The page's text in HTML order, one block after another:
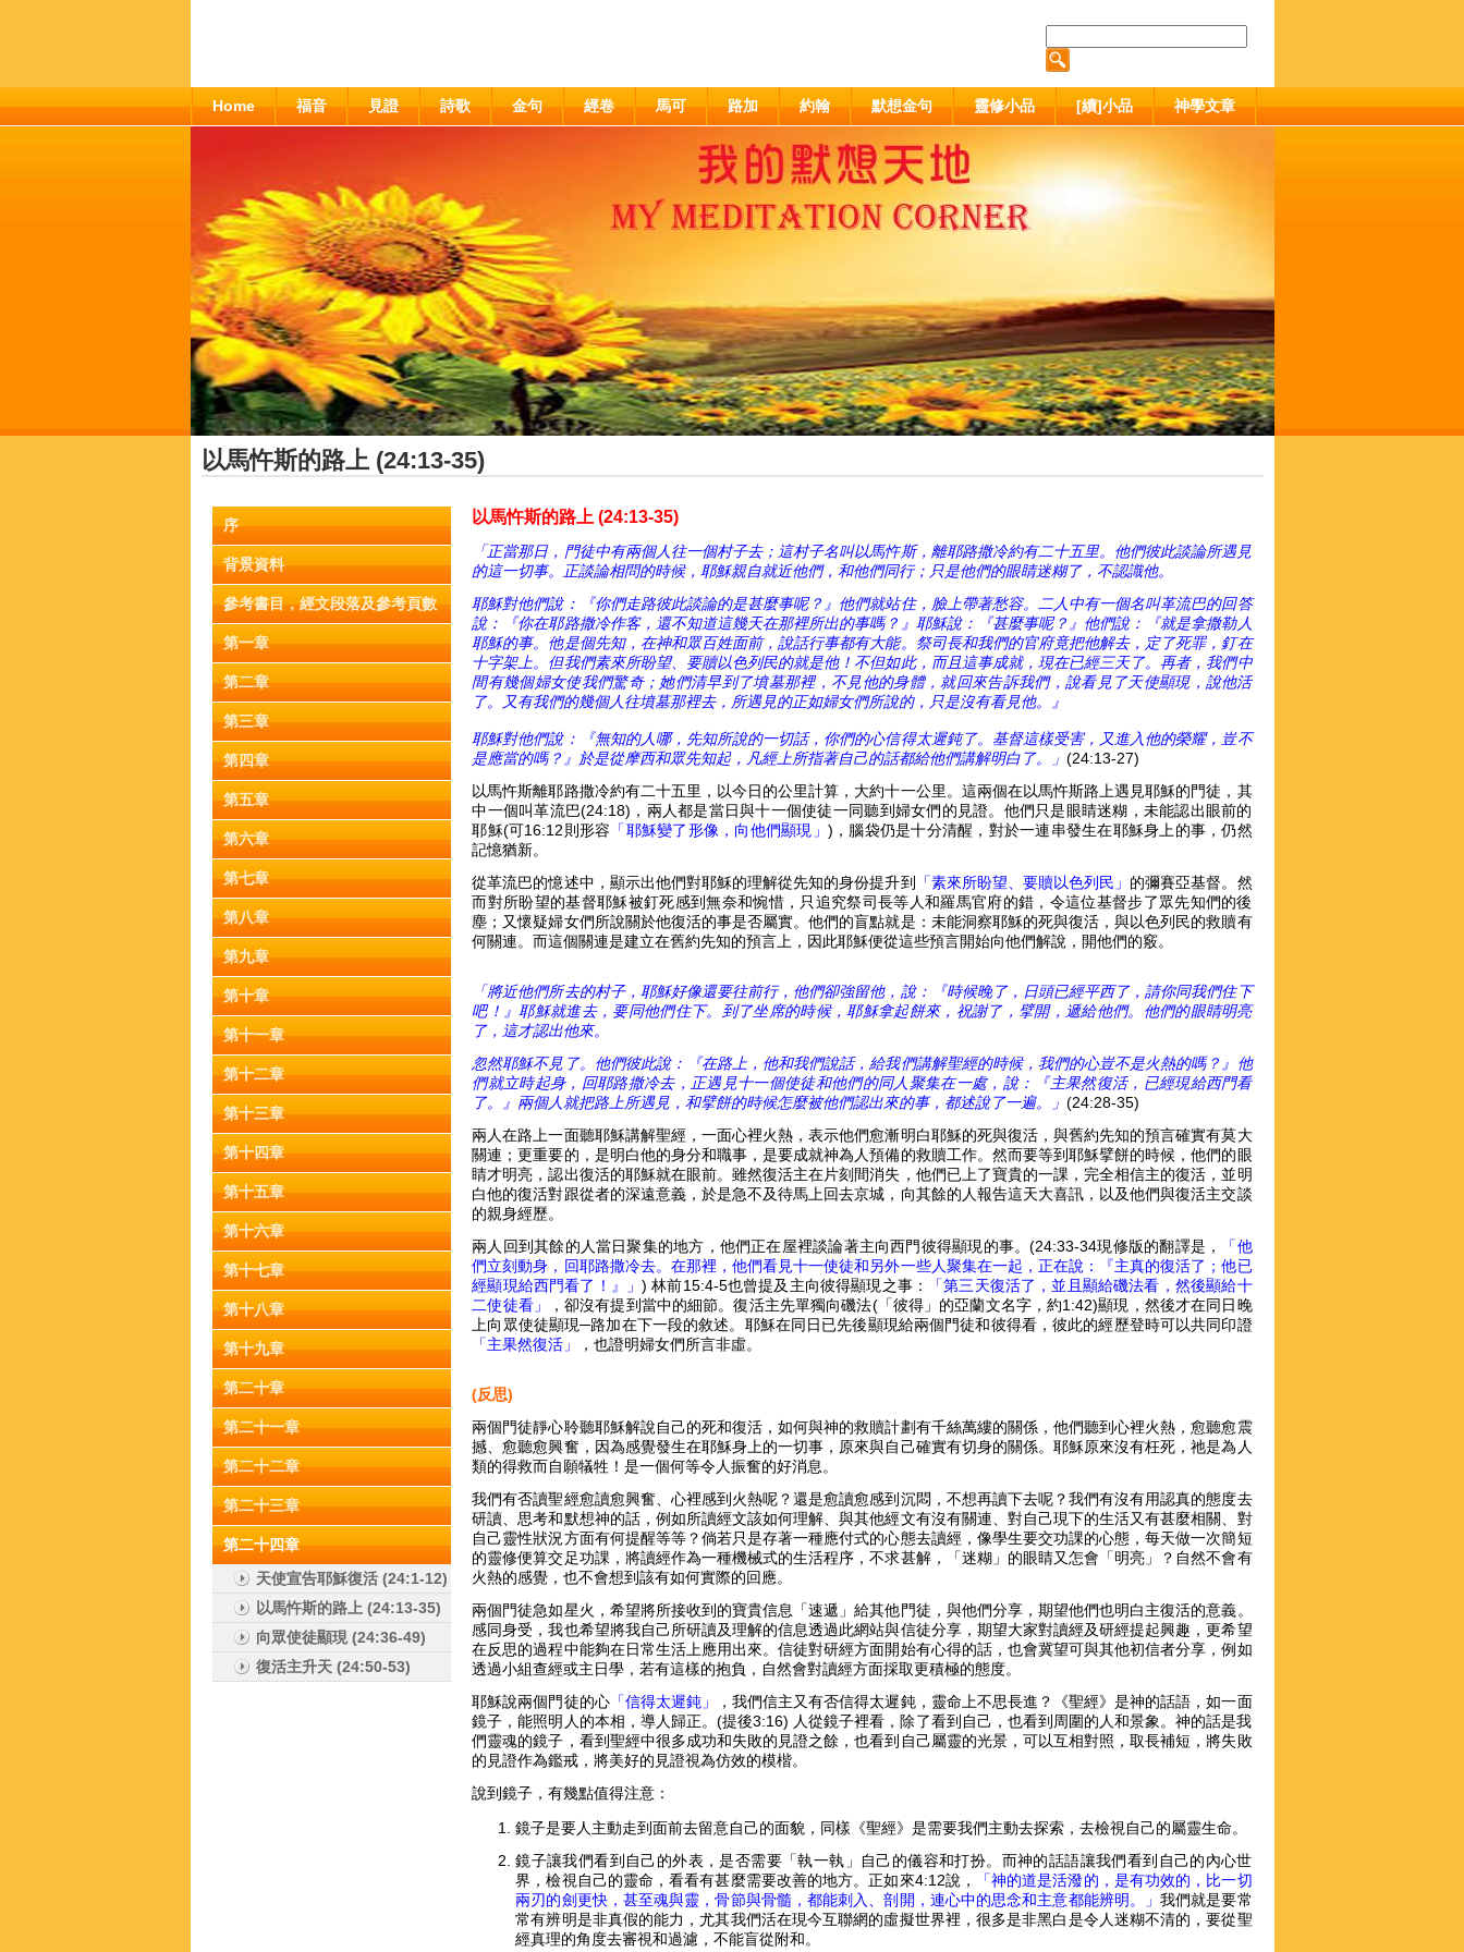
Home 福音 見證 詩歌 金句 經卷 馬可 路加 約翰 默想金句 靈修小品 [續]小品 神學文章
以馬忤斯的路上 (24:13-35)
序
背景資料
參考書目，經文段落及參考頁數
第一章
第二章
第三章
第四章
第五章
第六章
第七章
第八章
第九章
第十章
第十一章
第十二章
第十三章
第十四章
第十五章
第十六章
第十七章
第十八章
第十九章
第二十章
第二十一章
第二十二章
第二十三章
第二十四章
天使宣告耶穌復活 (24:1-12)
以馬忤斯的路上 (24:13-35)
向眾使徒顯現 (24:36-49)
復活主升天 (24:50-53)
以馬忤斯的路上 (24:13-35)
「正當那日，門徒中有兩個人往一個村子去；這村子名叫以馬忤斯，離耶路撒冷約有二十五里。他們彼此談論所遇見
的這一切事。正談論相問的時候，耶穌親自就近他們，和他們同行；只是他們的眼睛迷糊了，不認識他。
耶穌對他們說：
『你們走路彼此談論的是甚麼事呢？ 』 他們就站住，臉上帶著愁容。二人中有一個名叫革流巴的回答
說：
『你在耶路撒冷作客，還不知道這幾天在那裡所出的事嗎？ 』 耶穌說： 『甚麼事呢？ 』 他們說： 『就是拿撒勒人
耶穌的事。他是個先知，在神和眾百姓面前，說話行事都有大能。祭司長和我們的官府竟把他解去，定了死罪，釘在
十字架上。但我們素來所盼望、要贖以色列民的就是他！不但如此，而且這事成就，現在已經三天了。再者，我們中
間有幾個婦女使我們驚奇；她們清早到了墳墓那裡，不見他的身體，就回來告訴我們，說看見了天使顯現，說他活
了。又有我們的幾個人往墳墓那裡去，所遇見的正如婦女們所說的，只是沒有看見他。
』
耶穌對他們說： 『無知的人哪，先知所說的一切話，你們的心信得太遲鈍了。基督這樣受害，又進入他的榮耀，豈不
是應當的嗎？ 』 於是從摩西和眾先知起，凡經上所指著自己的話都給他們講解明白了。」(24:13-27)
以馬忤斯離耶路撒冷約有二十五里，以今日的公里計算，大約十一公里。這兩個在以馬忤斯路上遇見耶穌的門徒，其
中一個叫革流巴(24:18)，兩人都是當日與十一個使徒一同聽到婦女們的見證。他們只是眼睛迷糊，未能認出眼前的
耶穌(可16:12則形容 「耶穌變了形像，向他們顯現」 )，腦袋仍是十分清醒，對於一連串發生在耶穌身上的事，仍然
記憶猶新。
從革流巴的憶述中，顯示出他們對耶穌的理解從先知的身份提升到
「素來所盼望、要贖以色列民」 的彌賽亞基督。然
而對所盼望的基督耶穌被釘死感到無奈和惋惜，只追究祭司長等人和羅馬官府的錯，令這位基督步了眾先知們的後
塵；又懷疑婦女們所說關於他復活的事是否屬實。他們的盲點就是：未能洞察耶穌的死與復活，與以色列民的救贖有
何關連。而這個關連是建立在舊約先知的預言上，因此耶穌便從這些預言開始向他們解說，開他們的竅。
「將近他們所去的村子，耶穌好像還要往前行，他們卻強留他，說：『時候晚了，日頭已經平西了，請你同我們住下
吧！』耶穌就進去，要同他們住下。到了坐席的時候，耶穌拿起餅來，祝謝了，擘開，遞給他們。他們的眼睛明亮
了，這才認出他來。
忽然耶穌不見了。他們彼此說：『在路上，他和我們說話，給我們講解聖經的時候，我們的心豈不是火熱的嗎？』他
們就立時起身，回耶路撒冷去，正遇見十一個使徒和他們的同人聚集在一處，說：『主果然復活，已經現給西門看
了。』兩個人就把路上所遇見，和擘餅的時候怎麼被他們認出來的事，都述說了一遍。」(24:28-35)
兩人在路上一面聽耶穌講解聖經，一面心裡火熱，表示他們愈漸明白耶穌的死與復活，與舊約先知的預言確實有莫大
關連；更重要的，是明白他的身分和職事，是要成就神為人預備的救贖工作。然而要等到耶穌擘餅的時候，他們的眼
睛才明亮，認出復活的耶穌就在眼前。雖然復活主在片刻間消失，他們已上了寶貴的一課，完全相信主的復活，並明
白他的復活對跟從者的深遠意義，於是急不及待馬上回去京城，向其餘的人報告這天大喜訊，以及他們與復活主交談
的親身經歷。
兩人回到其餘的人當日聚集的地方，他們正在屋裡談論著主向西門彼得顯現的事。(24:33-34現修版的翻譯是，
「他
們立刻動身，回耶路撒冷去。在那裡，他們看見十一使徒和另外一些人聚集在一起，正在說：『主真的復活了；他已
經顯現給西門看了！』」) 林前15:4-5也曾提及主向彼得顯現之事：
「第三天復活了，並且顯給磯法看，然後顯給十
二使徒看」
，卻沒有提到當中的細節。復活主先單獨向磯法(「彼得」的亞蘭文名字，約1:42)顯現，然後才在同日晚
上向眾使徒顯現─路加在下一段的敘述。耶穌在同日已先後顯現給兩個門徒和彼得看，彼此的經歷登時可以共同印證
「主果然復活」
，也證明婦女們所言非虛。
(反思)
兩個門徒靜心聆聽耶穌解說自己的死和復活，如何與神的救贖計劃有千絲萬縷的關係，他們聽到心裡火熱，愈聽愈震
撼、愈聽愈興奮，因為感覺發生在耶穌身上的一切事，原來與自己確實有切身的關係。耶穌原來沒有枉死，祂是為人
類的得救而自願犠牲！是一個何等令人振奮的好消息。
我們有否讀聖經愈讀愈興奮、心裡感到火熱呢？還是愈讀愈感到沉悶，不想再讀下去呢？我們有沒有用認真的態度去
研讀、思考和默想神的話，例如所讀經文該如何理解、與其他經文有沒有關連、對自己現下的生活又有甚麼相關、對
自己靈性狀況方面有何提醒等等？倘若只是存著一種應付式的心態去讀經，像學生要交功課的心態，每天做一次簡短
的靈修便算交足功課，將讀經作為一種機械式的生活程序，不求甚解，「迷糊」的眼睛又怎會「明亮」？自然不會有
火熱的感覺，也不會想到該有如何實際的回應。
兩個門徒急如星火，希望將所接收到的寶貴信息「速遞」給其他門徒，與他們分享，期望他們也明白主復活的意義。
感同身受，我也希望將我自己所研讀及理解的信息透過此網站與信徒分享，期望大家對讀經及研經提起興趣，更希望
在反思的過程中能夠在日常生活上應用出來。信徒對研經方面開始有心得的話，也會冀望可與其他初信者分享，例如
透過小組查經或主日學，若有這樣的抱負，自然會對讀經方面採取更積極的態度。
耶穌說兩個門徒的心「信得太遲鈍」
，我們信主又有否信得太遲鈍，靈命上不思長進？《聖經》是神的話語，如一面
鏡子，能照明人的本相，導人歸正。(提後3:16) 人從鏡子裡看，除了看到自己，也看到周圍的人和景象。神的話是我
們靈魂的鏡子，看到聖經中很多成功和失敗的見證之餘，也看到自己屬靈的光景，可以互相對照，取長補短，將失敗
的見證作為鑑戒，將美好的見證視為仿效的模楷。
說到鏡子，有幾點值得注意：
鏡子是要人主動走到面前去留意自己的面貌，同樣《聖經》是需要我們主動去探索，去檢視自己的屬靈生命。
鏡子讓我們看到自己的外表，是否需要「執一執」自己的儀容和打扮。而神的話語讓我們看到自己的內心世
界，檢視自己的靈命，看看有甚麼需要改善的地方。正如來4:12說，
「神的道是活潑的，是有功效的，比一切
兩刃的劍更快，甚至魂與靈，骨節與骨髓，都能刺入、剖開，連心中的思念和主意都能辨明。」我們就是要常
常有辨明是非真假的能力，尤其我們活在現今互聯網的虛擬世界裡，很多是非黑白是令人迷糊不清的，要從聖
經真理的角度去審視和過濾，不能盲從附和。